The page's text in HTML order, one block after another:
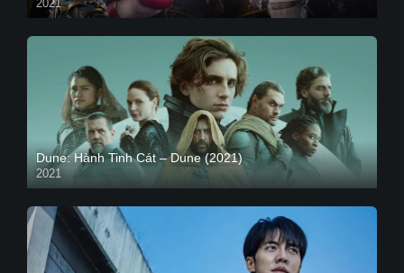
2021
Dune: Hành Tinh Cát – Dune (2021)
2021
HD VIETSUB